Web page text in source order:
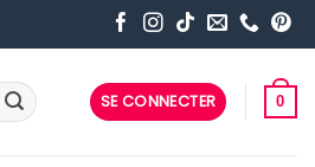
SE CONNECTER 0